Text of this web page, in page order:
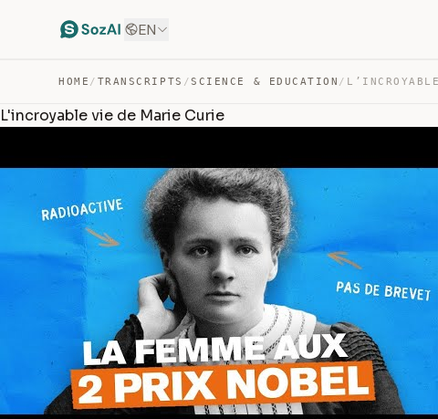
EN
HOME / TRANSCRIPTS /SCIENCE & EDUCATION /
L'incroyable vie de Marie Curie